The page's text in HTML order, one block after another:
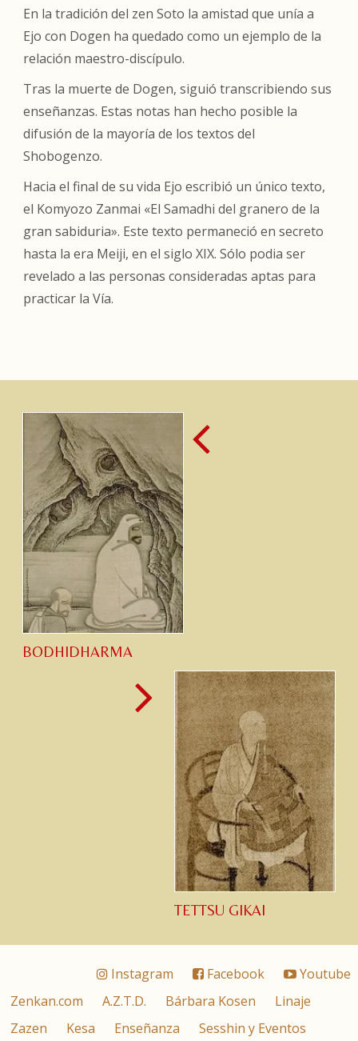
En la tradición del zen Soto la amistad que unía a
Ejo con Dogen ha quedado como un ejemplo de la
relación maestro-discípulo.
Tras la muerte de Dogen, siguió transcribiendo sus
enseñanzas. Estas notas han hecho posible la
difusión de la mayoría de los textos del
Shobogenzo.
Hacia el final de su vida Ejo escribió un único texto,
el Komyozo Zanmai «El Samadhi del granero de la
gran sabiduria». Este texto permaneció en secreto
hasta la era Meiji, en el siglo XIX. Sólo podia ser
revelado a las personas consideradas aptas para
practicar la Vía.
BODHIDHARMA
TETTSU GIKAI
Instagram Facebook
Youtube
Zenkan.com
A.Z.T.D. Bárbara Kosen
Linaje
Zazen
Kesa Enseñanza Sesshin y Eventos